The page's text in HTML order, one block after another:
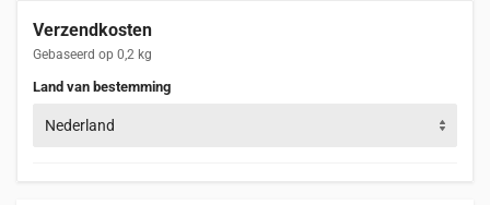
Verzendkosten
Gebaseerd op 0,2 kg
Land van bestemming
Nederland